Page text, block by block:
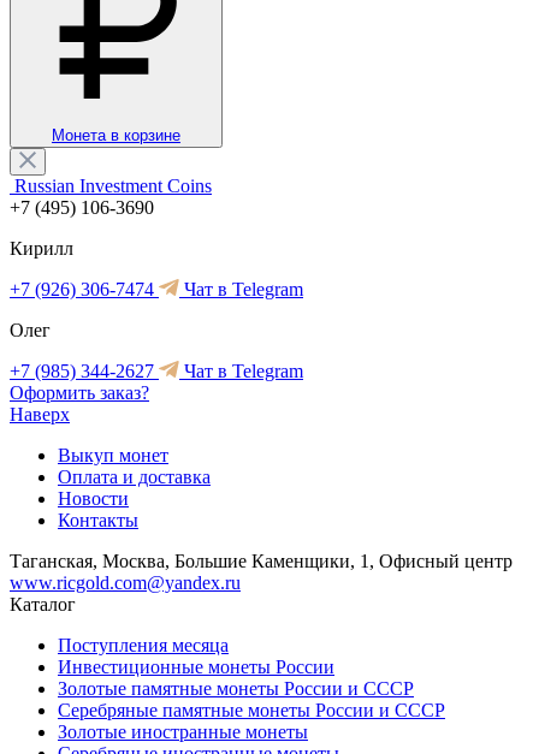
Монета в корзине
Russian Investment Coins
+7 (495) 106-3690
Кирилл
+7 (926) 306-7474
Чат в Telegram
Олег
+7 (985) 344-2627
Чат в Telegram
Оформить заказ?
Наверх
Выкуп монет
Оплата и доставка
Новости
Контакты
Таганская, Москва, Большие Каменщики, 1, Офисный центр
www.ricgold.com@yandex.ru
Каталог
Поступления месяца
Инвестиционные монеты России
Золотые памятные монеты России и СССР
Серебряные памятные монеты России и СССР
Золотые иностранные монеты